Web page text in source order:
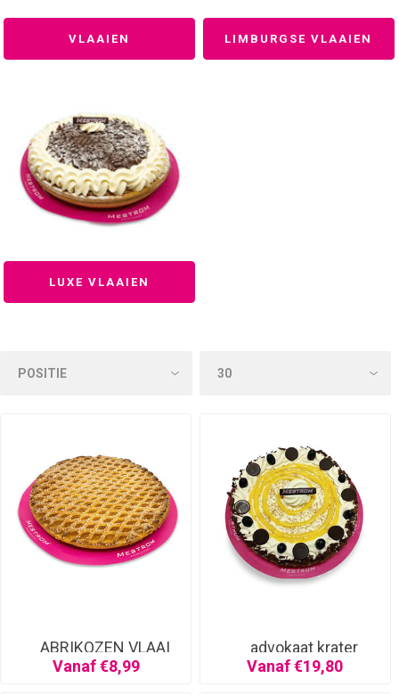
VLAAIEN LIMBURGSE VLAAIEN
LUXE VLAAIEN
ABRIKOZEN VLAAI
Vanaf €8,99
advokaat krater
Vanaf €19,80